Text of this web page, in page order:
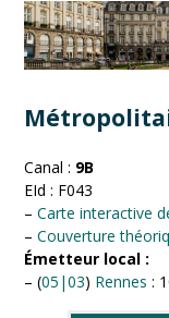
Canal : 9B
EId : F043
–Carte interactive
–Couverture
Émetteur local :
– (05|03) Rennes :